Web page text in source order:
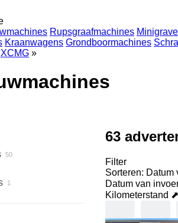
Rupsgraafmachines
Kraanwagens Grondboormachines
XCMG »
63
Filter
Sorteren: Datum
Datum van
Kilometerstand ⬈